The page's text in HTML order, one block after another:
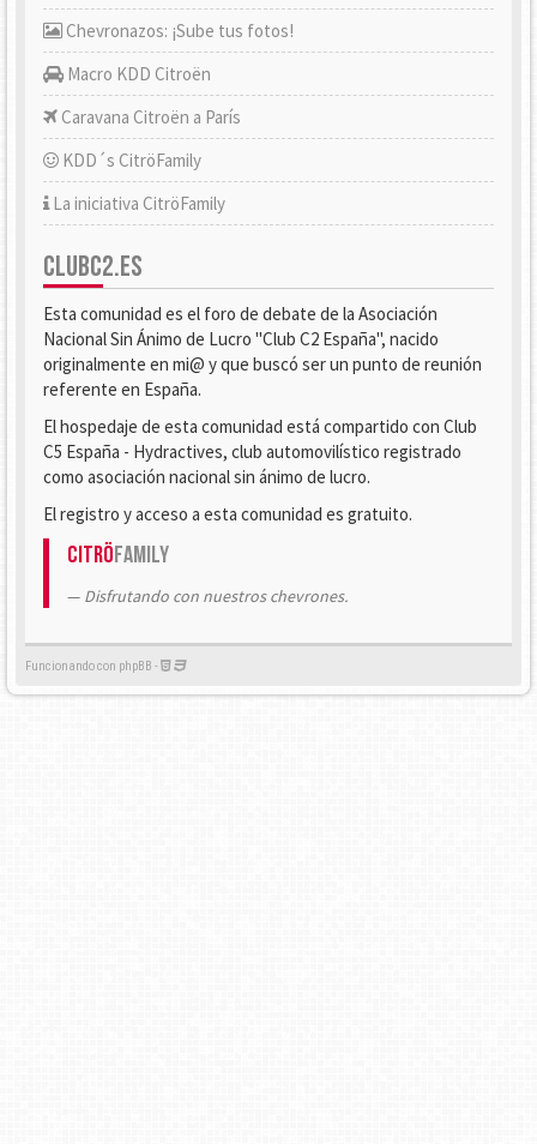
Chevronazos: ¡Sube tus fotos!
Macro KDD Citroën
Caravana Citroën a París
KDD´s CitröFamily
La iniciativa CitröFamily
CLUBC2.ES
Esta comunidad es el foro de debate de la Asociación
Nacional Sin Ánimo de Lucro "Club C2 España", nacido
originalmente en mi@ y que buscó ser un punto de reunión
referente en España.
El hospedaje de esta comunidad está compartido con Club
C5 España - Hydractives, club automovilístico registrado
como asociación nacional sin ánimo de lucro.
El registro y acceso a esta comunidad es gratuito.
CitröFamily
Disfrutando con nuestros chevrones.
Funcionando con phpBB -